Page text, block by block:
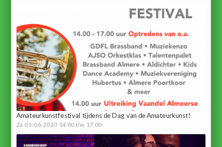
Amateurkunstfestival tijdens de Dag van de Amateurkunst!
Za 03-06-2023 14:00 t/m 17:00